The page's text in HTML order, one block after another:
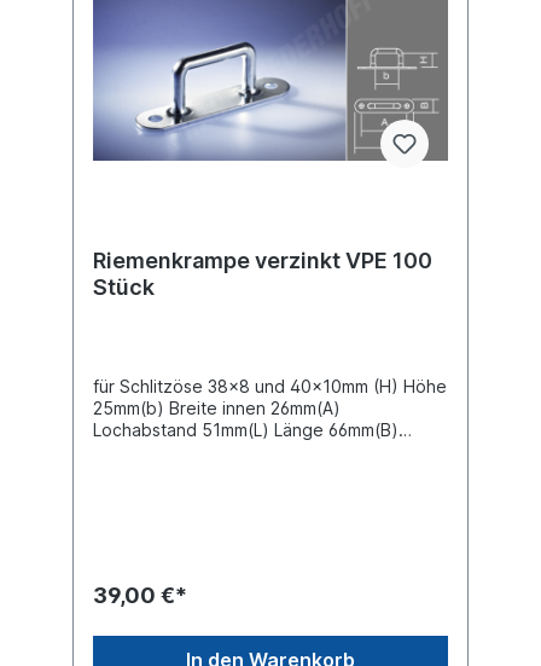
Riemenkrampe verzinkt VPE 100
Stück
für Schlitzöse 38x8 und 40x10mm (H) Höhe
25mm(b) Breite innen 26mm(A)
Lochabstand 51mm(L) Länge 66mm(B)
39,00 €*
In den Warenkorb